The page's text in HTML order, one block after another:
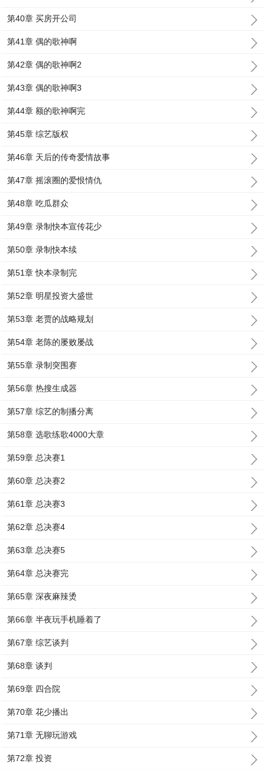
第40章 买房开公司
第41章 偶的歌神啊
第42章 偶的歌神啊2
第43章 偶的歌神啊3
第44章 额的歌神啊完
第45章 综艺版权
第46章 天后的传奇爱情故事
第47章 摇滚圈的爱恨情仇
第48章 吃瓜群众
第49章 录制快本宣传花少
第50章 录制快本续
第51章 快本录制完
第52章 明星投资大盛世
第53章 老贾的战略规划
第54章 老陈的屡败屡战
第55章 录制突围赛
第56章 热搜生成器
第57章 综艺的制播分离
第58章 选歌练歌4000大章
第59章 总决赛1
第60章 总决赛2
第61章 总决赛3
第62章 总决赛4
第63章 总决赛5
第64章 总决赛完
第65章 深夜麻辣烫
第66章 半夜玩手机睡着了
第67章 综艺谈判
第68章 谈判
第69章 四合院
第70章 花少播出
第71章 无聊玩游戏
第72章 投资